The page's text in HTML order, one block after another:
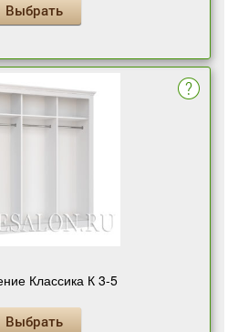
Выбрать
Классика К 3-5
Выбрать